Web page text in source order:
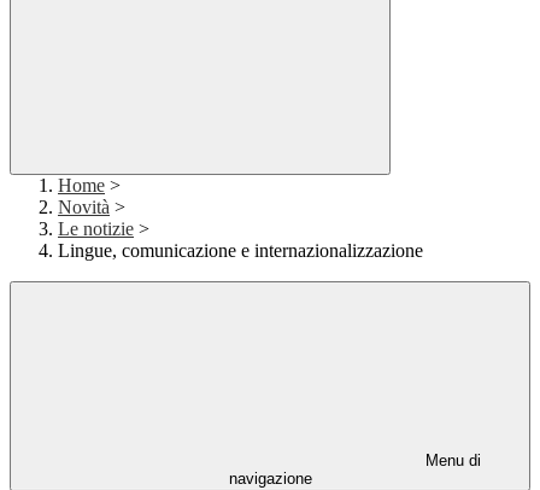
Home >
Novità >
Le notizie >
Lingue, comunicazione e internazionalizzazione
Menu di
navigazione